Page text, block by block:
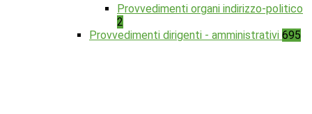
Provvedimenti organi indirizzo-politico
2
Provvedimenti dirigenti - amministrativi 695